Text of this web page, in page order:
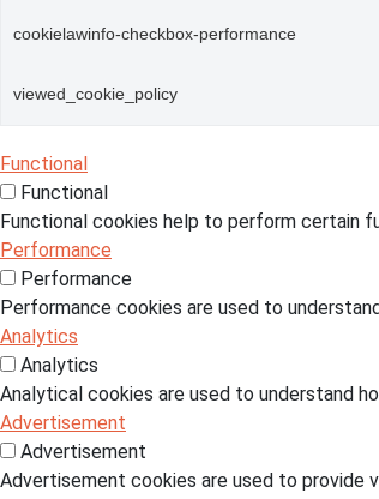
cookielawinfo-checkbox-performance
viewed_cookie_policy
Functional
Functional
Functional cookies help to perform certain
Performance
Performance
Performance cookies are used to
Analytics
Analytics
Analytical cookies are used to understand
Advertisement
Advertisement
Advertisement cookies are used to provide